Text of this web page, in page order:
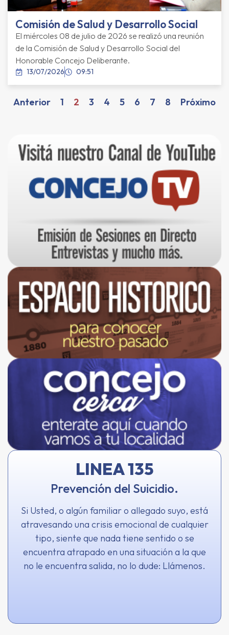
Comisión de Salud y Desarrollo Social
El miércoles 08 de julio de 2026 se realizó una reunión
de la Comisión de Salud y Desarrollo Social del
Honorable Concejo Deliberante.
13/07/2026 09:51
Anterior 1 2 3 4 5 6 7 8 Próximo
LINEA 135
Prevención del Suicidio.
Si Usted, o algún familiar o allegado suyo, está
atravesando una crisis emocional de cualquier
tipo, siente que nada tiene sentido o se
encuentra atrapado en una situación a la que
no le encuentra salida, no lo dude: Llámenos.